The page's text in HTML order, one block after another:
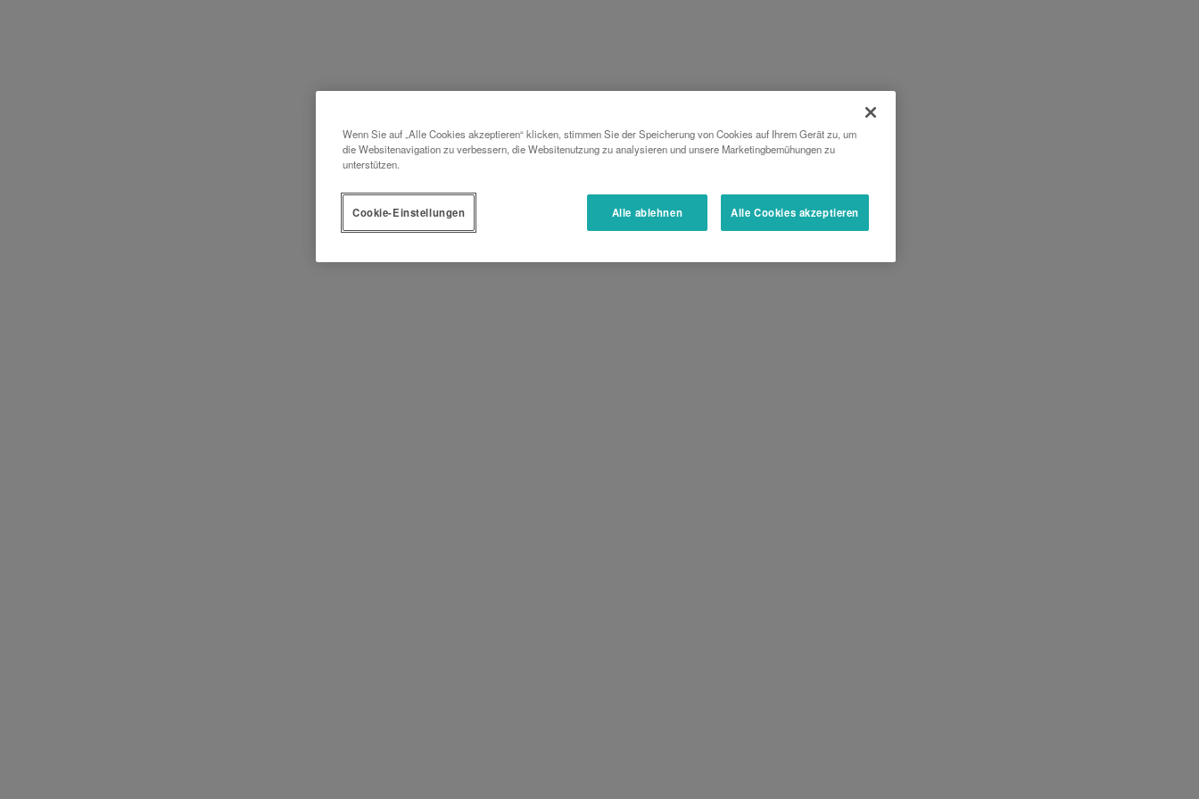
Wenn Sie auf „Alle Cookies akzeptieren“ klicken, stimmen Sie der Speicherung von Cookies auf Ihrem Gerät zu, um
die Websitenavigation zu verbessern, die Websitenutzung zu analysieren und unsere Marketingbemühungen zu
unterstützen.
Alle ablehnen Alle Cookies akzeptieren
Cookie-Einstellungen